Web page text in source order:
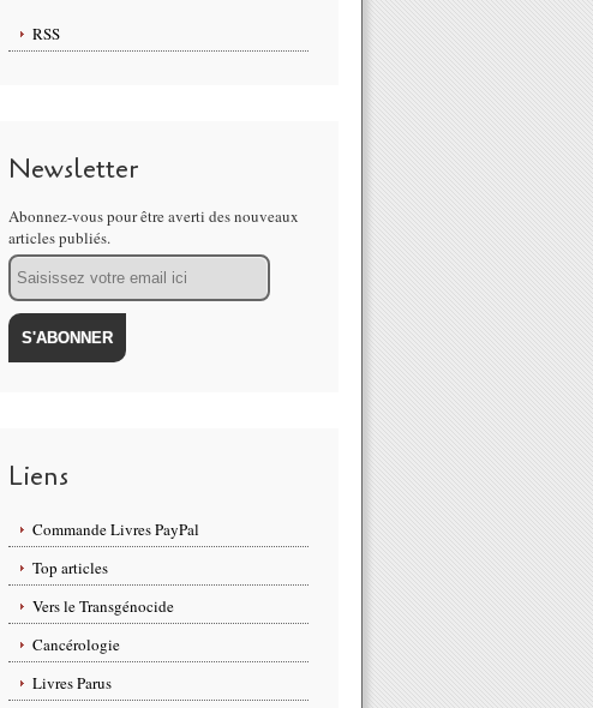
RSS
Newsletter
Abonnez-vous pour être averti des nouveaux
articles publiés.
Email
Liens
Commande Livres PayPal
Top articles
Vers le Transgénocide
Cancérologie
Livres Parus